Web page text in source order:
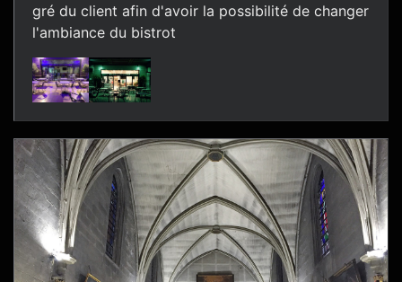
gré du client afin d'avoir la possibilité de changer
l'ambiance du bistrot